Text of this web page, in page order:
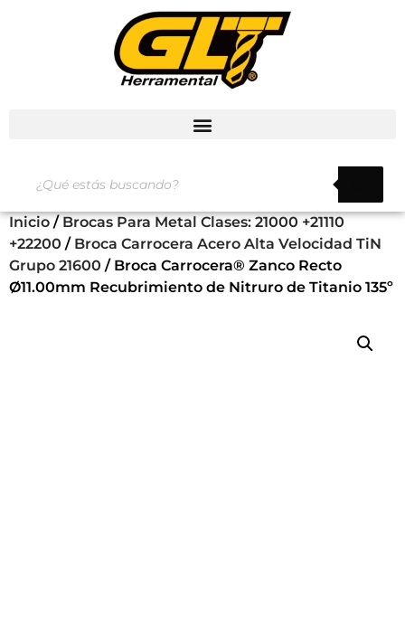
Inicio / Brocas Para Metal Clases: 21000 +21110
+22200 / Broca Carrocera Acero Alta Velocidad TiN
Grupo 21600 / Broca Carrocera® Zanco Recto
Ø11.00mm Recubrimiento de Nitruro de Titanio 135º